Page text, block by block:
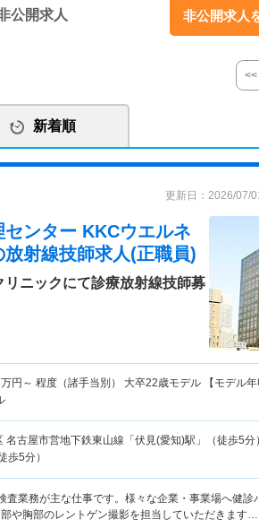
公開求人 非公開求人
<<
新着順
更新日：2026/07/
ンター KKCウエルネ
放射線技師求人(正職員)
リニックにて診療放射線技師募
万円～ 程度（諸手当別） 大卒22歳モデル 【モデル年
名古屋市営地下鉄東山線「伏見(愛知)駅」（徒歩5
歩5分）
査業務が主な仕事です。様々な企業・事業場へ健診
や胸部のレントゲン撮影を担当していただきます…